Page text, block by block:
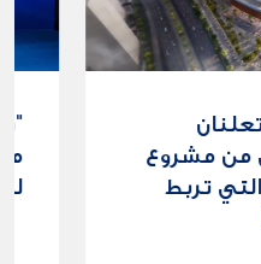
من مشروع
تربط